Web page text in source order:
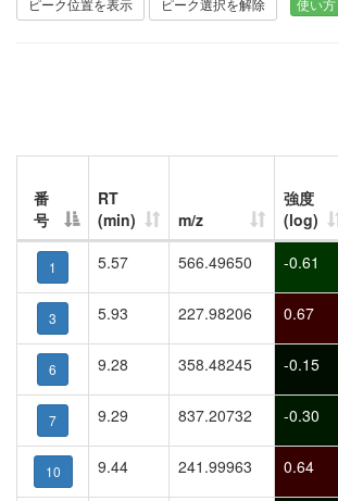
ピーク位置を表示 ピーク選択を解除 使い方
番
号
RT
(min)
m/z
強度
(log)
1 5.57 566.49650 -0.61
3 5.93 227.98206 0.67
6 9.28 358.48245 -0.15
7 9.29 837.20732 -0.30
10 9.44 241.99963 0.64